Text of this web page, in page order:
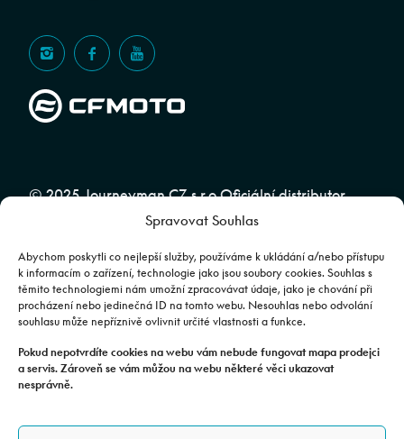
Spravovat Souhlas
Abychom poskytli co nejlepší služby, používáme k ukládání a/nebo přístupu
k informacím o zařízení, technologie jako jsou soubory cookies. Souhlas s
těmito technologiemi nám umožní zpracovávat údaje, jako je chování při
procházení nebo jedinečná ID na tomto webu. Nesouhlas nebo odvolání
souhlasu může nepříznivě ovlivnit určité vlastnosti a funkce.
Pokud nepotvrdíte cookies na webu vám nebude fungovat mapa prodejci
a servis. Zároveň se vám můžou na webu některé věci ukazovat
nesprávně.
© 2025 Journeyman CZ s.r.o Oficiální distributor
značky CFMOTO pro ČR a SR | Web spravuje
Team
Fotografie mají pouze ilustrativní charakter. Výbava, barevné
kombinace apod. se mohou lišit. Pro upřesnění kontaktujte svého
prodejce. | Veškeré zobrazené informace mají pouze informativní
charakter a nejsou nabídkou ve smyslu ustanovení §1732 odst. 2
zákona č. 89/2012 Sb., občanského zákoníku.
JOURNEYMAN CZ s.r.o. | Podjavorinské 1606/16, Chodov, 149 00